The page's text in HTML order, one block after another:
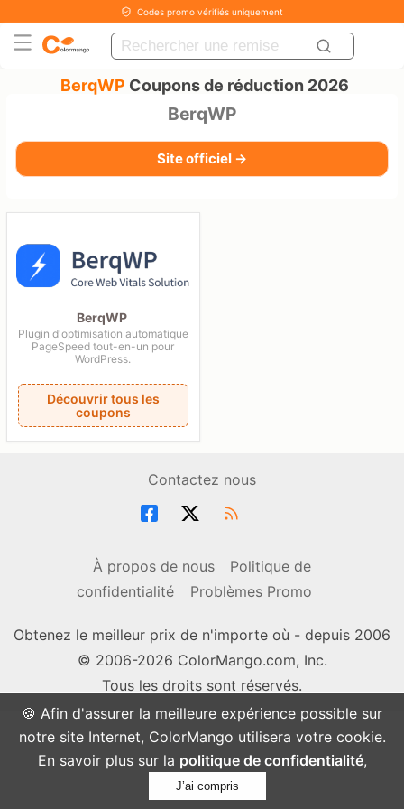
🍪 Afin d'assurer la meilleure expérience possible sur
notre site Internet, ColorMango utilisera votre cookie.
En savoir plus sur la politique de confidentialité,
J’ai compris
Codes promo vérifiés uniquement
BerqWP Coupons de réduction 2026
BerqWP
Site officiel →
BerqWP
Plugin d'optimisation automatique
PageSpeed tout-en-un pour
WordPress.
Découvrir tous les
coupons
Contactez nous
À propos de nous
Politique de
confidentialité
Problèmes Promo
Obtenez le meilleur prix de n'importe où - depuis 2006
© 2006-2026 ColorMango.com, Inc.
Tous les droits sont réservés.